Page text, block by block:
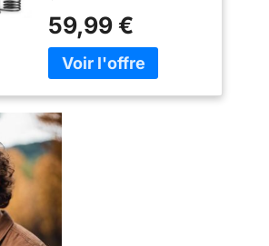
salle de bain privée
partout. Suffisamment
d'eau pour 2 à 3
milieu. La douche de
camping idéale pour les
aventuriers en van et les
amateurs de festivals !
59,99 €